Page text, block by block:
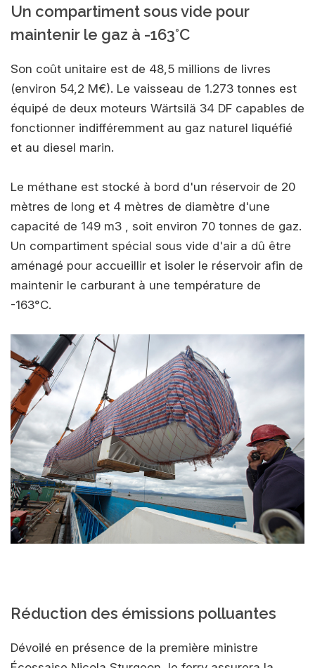
Un compartiment sous vide pour
maintenir le gaz à -163°C
Son coût unitaire est de 48,5 millions de livres
(environ 54,2 M€). Le vaisseau de 1.273 tonnes est
équipé de deux moteurs Wärtsilä 34 DF capables de
fonctionner indifféremment au gaz naturel liquéfié
et au diesel marin.
Le méthane est stocké à bord d'un réservoir de 20
mètres de long et 4 mètres de diamètre d'une
capacité de 149 m3 , soit environ 70 tonnes de gaz.
Un compartiment spécial sous vide d'air a dû être
aménagé pour accueillir et isoler le réservoir afin de
maintenir le carburant à une température de
-163°C.
Réduction des émissions polluantes
Dévoilé en présence de la première ministre